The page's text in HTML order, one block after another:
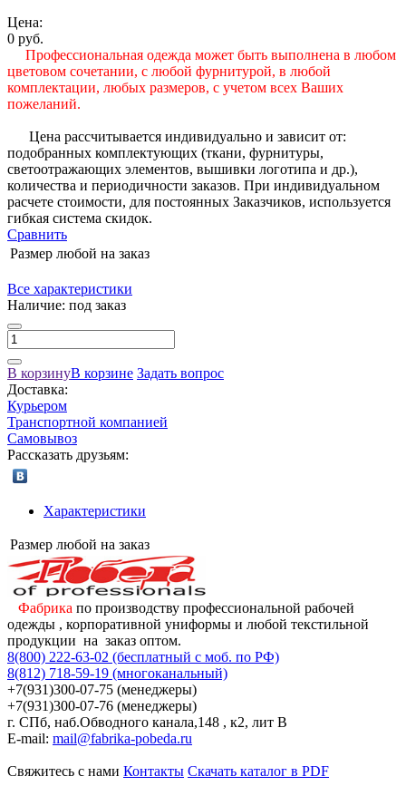
Цена:
0 руб.
Профессиональная одежда может быть выполнена в любом
цветовом сочетании, с любой фурнитурой, в любой
комплектации, любых размеров, с учетом всех Ваших
пожеланий.
Цена рассчитывается индивидуально и зависит от:
подобранных комплектующих (ткани, фурнитуры,
светоотражающих элементов, вышивки логотипа и др.),
количества и периодичности заказов. При индивидуальном
расчете стоимости, для постоянных Заказчиков, используется
гибкая система скидок.
Сравнить
Размер любой на заказ
Все характеристики
Наличие: под заказ
В корзинуВ корзине Задать вопрос
Доставка:
Курьером
Транспортной компанией
Самовывоз
Рассказать друзьям:
Характеристики
Размер любой на заказ
Фабрика по производству профессиональной рабочей
одежды , корпоративной униформы и любой текстильной
продукции на заказ оптом.
8(800) 222-63-02 (бесплатный с моб. по РФ)
8(812) 718-59-19 (многоканальный)
+7(931)300-07-75 (менеджеры)
+7(931)300-07-76 (менеджеры)
г. СПб, наб.Обводного канала,148 , к2, лит В
E-mail: mail@fabrika-pobeda.ru
Свяжитесь с нами Контакты Скачать каталог в PDF